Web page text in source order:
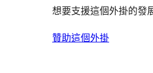
想要支援這個外掛的發
贊助這個外掛